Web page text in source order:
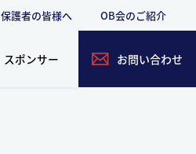
保護者の皆様へ OB会のご紹介
スポンサー お問い合わせ